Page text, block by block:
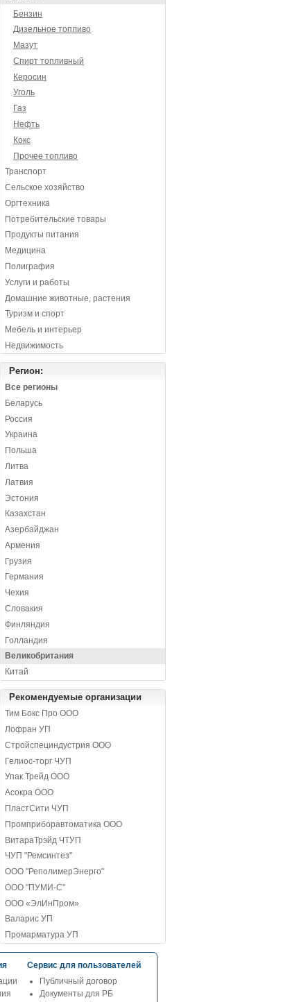
Бензин
Дизельное топливо
Мазут
Спирт топливный
Керосин
Уголь
Газ
Нефть
Кокс
Прочее топливо
Транспорт
Сельское хозяйство
Оргтехника
Потребительские товары
Продукты питания
Медицина
Полиграфия
Услуги и работы
Домашние животные, растения
Туризм и спорт
Мебель и интерьер
Недвижимость
Регион:
Все регионы
Беларусь
Россия
Украина
Польша
Литва
Латвия
Эстония
Казахстан
Азербайджан
Армения
Грузия
Германия
Чехия
Словакия
Финляндия
Голландия
Великобритания
Китай
Рекомендуемые организации
Тим Бокс Про ООО
Лофран УП
Стройспециндустрия ООО
Гелиос-торг ЧУП
Упак Трейд ООО
Асокра ООО
ПластСити ЧУП
Промприборавтоматика ООО
ВитараТрэйд ЧТУП
ЧУП "Ремсинтез"
ООО "РеполимерЭнерго"
ООО "ПУМИ-С"
ООО «ЭлИнПром»
Валарис УП
Промарматура УП
Сервис для пользователей
Публичный договор
Документы для РБ